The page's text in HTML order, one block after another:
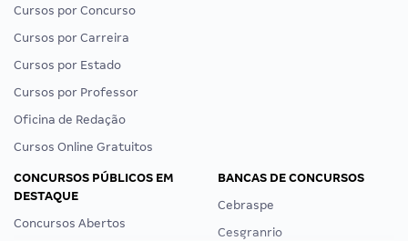
Cursos por Concurso
Cursos por Carreira
Cursos por Estado
Cursos por Professor
Oficina de Redação
Cursos Online Gratuitos
CONCURSOS PÚBLICOS EM
DESTAQUE
Concursos Abertos
BANCAS DE CONCURSOS
Cebraspe
Cesgranrio